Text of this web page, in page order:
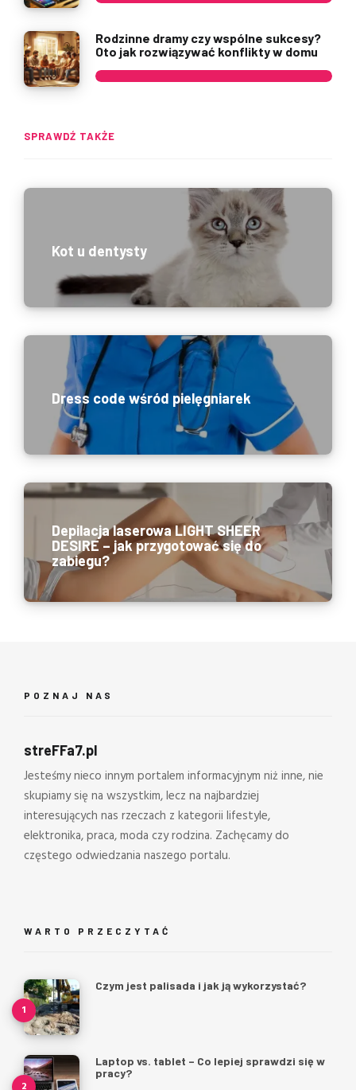
Rodzinne dramy czy wspólne sukcesy?
Oto jak rozwiązywać konflikty w domu
SPRAWDŹ TAKŻE
Kot u dentysty
Dress code wśród pielęgniarek
Depilacja laserowa LIGHT SHEER
DESIRE – jak przygotować się do
zabiegu?
POZNAJ NAS
streFFa7.pl
Jesteśmy nieco innym portalem informacyjnym niż inne, nie
skupiamy się na wszystkim, lecz na najbardziej
interesujących nas rzeczach z kategorii lifestyle,
elektronika, praca, moda czy rodzina. Zachęcamy do
częstego odwiedzania naszego portalu.
WARTO PRZECZYTAĆ
Czym jest palisada i jak ją wykorzystać?
Laptop vs. tablet – Co lepiej sprawdzi się w
pracy?